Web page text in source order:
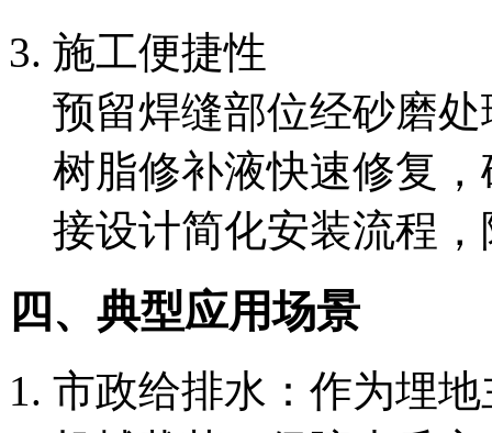
施工便捷性
预留焊缝部位经砂磨
树脂修补液快速修复
接设计简化安装流程
四、典型应用场景
市政给排水：作为埋